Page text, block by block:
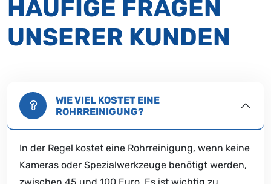
HÄUFIGE FRAGEN
UNSERER KUNDEN
WIE VIEL KOSTET EINE
ROHRREINIGUNG?
In der Regel kostet eine Rohrreinigung, wenn keine
Kameras oder Spezialwerkzeuge benötigt werden,